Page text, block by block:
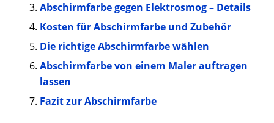
Abschirmfarbe gegen Elektrosmog – Details
Kosten für Abschirmfarbe und Zubehör
Die richtige Abschirmfarbe wählen
Abschirmfarbe von einem Maler auftragen
lassen
Fazit zur Abschirmfarbe